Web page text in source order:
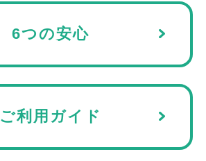
6つの安心
ご利用ガイド